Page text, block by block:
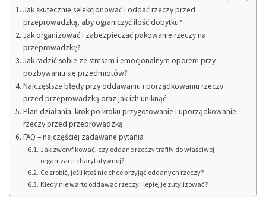
Jak skutecznie selekcjonować i oddać rzeczy przed
przeprowadzką, aby ograniczyć ilość dobytku?
Jak organizować i zabezpieczać pakowanie rzeczy na
przeprowadzkę?
Jak radzić sobie ze stresem i emocjonalnym oporem przy
pozbywaniu się przedmiotów?
Najczęstsze błędy przy oddawaniu i porządkowaniu rzeczy
przed przeprowadzką oraz jak ich uniknąć
Plan działania: krok po kroku przygotowanie i uporządkowanie
rzeczy przed przeprowadzką
FAQ – najczęściej zadawane pytania
Jak zweryfikować, czy oddane rzeczy trafiły do właściwej
organizacji charytatywnej?
Co zrobić, jeśli ktoś nie chce przyjąć oddanych rzeczy?
Kiedy nie warto oddawać rzeczy i lepiej je zutylizować?